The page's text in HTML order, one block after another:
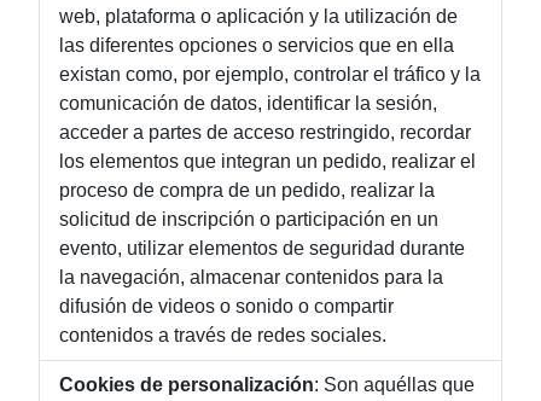
web, plataforma o aplicación y la utilización de
las diferentes opciones o servicios que en ella
existan como, por ejemplo, controlar el tráfico y la
comunicación de datos, identificar la sesión,
acceder a partes de acceso restringido, recordar
los elementos que integran un pedido, realizar el
proceso de compra de un pedido, realizar la
solicitud de inscripción o participación en un
evento, utilizar elementos de seguridad durante
la navegación, almacenar contenidos para la
difusión de videos o sonido o compartir
contenidos a través de redes sociales.
Cookies de personalización: Son aquéllas que